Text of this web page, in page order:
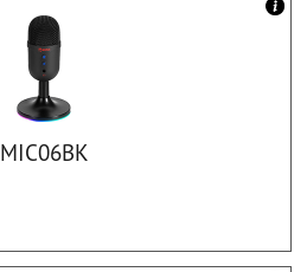
MIC06BK